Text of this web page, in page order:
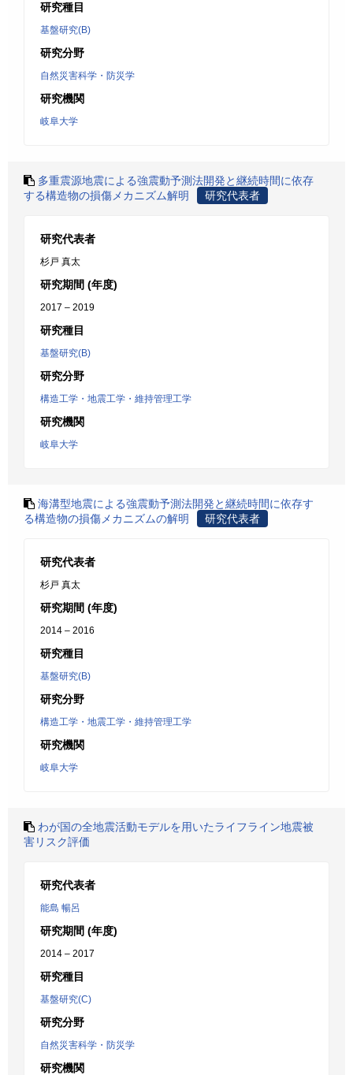
研究種目
基盤研究(B)
研究分野
自然災害科学・防災学
研究機関
岐阜大学
多重震源地震による強震動予測法開発と継続時間に依存
する構造物の損傷メカニズム解明
研究代表者
研究代表者
杉戸 真太
研究期間 (年度)
2017 – 2019
研究種目
基盤研究(B)
研究分野
構造工学・地震工学・維持管理工学
研究機関
岐阜大学
海溝型地震による強震動予測法開発と継続時間に依存す
る構造物の損傷メカニズムの解明
研究代表者
研究代表者
杉戸 真太
研究期間 (年度)
2014 – 2016
研究種目
基盤研究(B)
研究分野
構造工学・地震工学・維持管理工学
研究機関
岐阜大学
わが国の全地震活動モデルを用いたライフライン地震被
害リスク評価
研究代表者
能島 暢呂
研究期間 (年度)
2014 – 2017
研究種目
基盤研究(C)
研究分野
自然災害科学・防災学
研究機関